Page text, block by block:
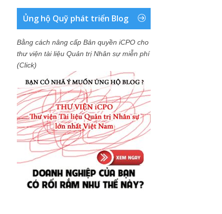
Ủng hộ Quỹ phát triển Blog
Bằng cách nâng cấp Bản quyền iCPO cho
thư viện tài liệu Quản trị Nhân sự miễn phí
(Click)